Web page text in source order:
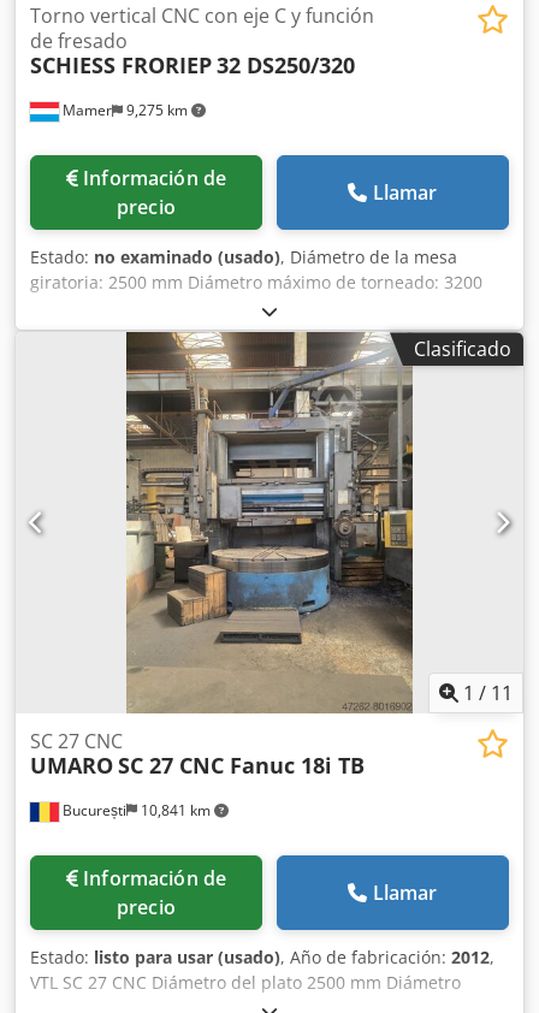
Mamer 9,275 km
Torno vertical CNC con eje C y función
de fresado
SCHIESS FRORIEP32 DS250/320
Información de
precio
Llamar
Estado: no examinado (usado), Diámetro de la mesa
giratoria: 2500 mm Diámetro máximo de torneado: 3200
mm Altura máxima de torneado bajo la herramienta: 2500
mm Altura máxima de la pieza bajo el soporte: 2780 mm
Peso máximo de la pieza: 25 toneladas Longitud del
travesaño: 2000 mm Recorrido vertical del carro: 1600 mm
Recorrido horizontal del carro: 1800 mm Sección
transversal del carro: 250 x 300 mm Distancia mínima
entre dos carros: 1150 mm Potencia del motor de la mesa
giratoria: 71 kW Velocidad de rotación de la mesa giratoria:
125 RPM Crsdpfxjzdk A Uj Ai Sjf Potencia del motor de
avance para fresado: 18 kW Velocidad de rotación del
avance para fresado: 1600 RPM Par de torsión del avance
para fresado: 710 Nm
Clasificado
1 / 11
București 10,841 km
SC 27 CNC
UMAROSC 27 CNC Fanuc 18i TB
Información de
precio
Llamar
Estado: listo para usar (usado), Año de fabricación: 2012,
VTL SC 27 CNC Diámetro del plato 2500 mm Diámetro
máximo de torneado 2700 mm Altura máxima de la pieza